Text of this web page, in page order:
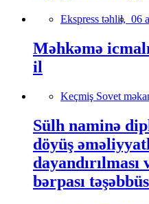
Ekspress təhlil, 06
Məhkəmə
il
Keçmiş Sovet
Sülh naminə
döyüş
dayandırılması
bərpası